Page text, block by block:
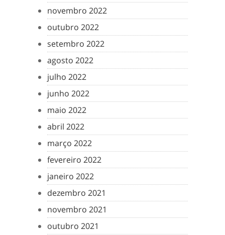
novembro 2022
outubro 2022
setembro 2022
agosto 2022
julho 2022
junho 2022
maio 2022
abril 2022
março 2022
fevereiro 2022
janeiro 2022
dezembro 2021
novembro 2021
outubro 2021